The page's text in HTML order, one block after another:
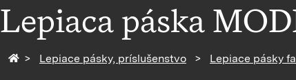
Lepiaca páska
Späť na homepage
Lepiace pásky, príslušenstvo Lepiace pásky